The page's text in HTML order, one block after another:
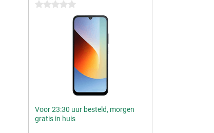
0 sterren
Voor 23:30 uur besteld, morgen
gratis in huis